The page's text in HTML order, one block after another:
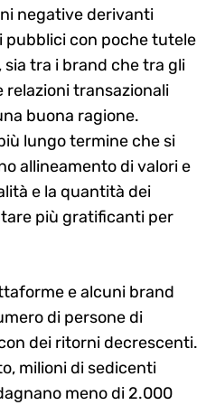
negative derivanti
pubblici con poche tutele
sia tra i brand che tra gli
relazioni transazionali
buona ragione.
lungo termine che si
allineamento di valori e
e la quantità dei
più gratificanti per
e alcuni brand
di persone di
dei ritorni decrescenti.
milioni di sedicenti
meno di 2.000